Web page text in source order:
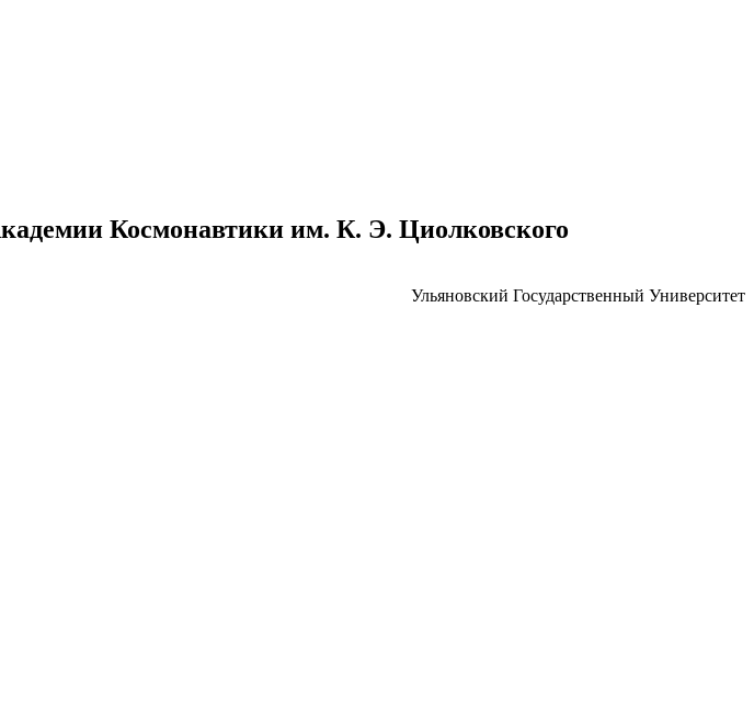
Космонавтики им. К. Э. Циолковского
Ульяновский Государственный Университет